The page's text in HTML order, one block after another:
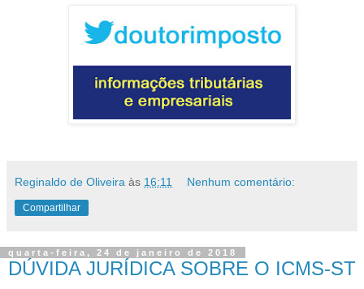
Reginaldo de Oliveira às 16:11 Nenhum comentário:
Compartilhar
quarta-feira, 24 de janeiro de 2018
DÚVIDA JURÍDICA SOBRE O ICMS-ST